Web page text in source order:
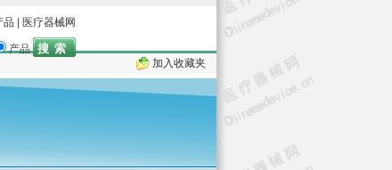
品 医疗器械网
产品
加入收藏夹